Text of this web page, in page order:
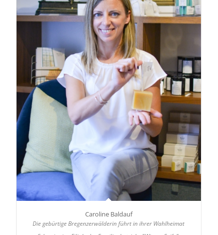
Caroline Baldauf
Die gebürtige Bregenzerwälderin führt in ihrer Wahlheimat